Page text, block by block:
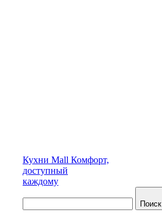
Кухни Mall Комфорт,
доступный
каждому
Поиск